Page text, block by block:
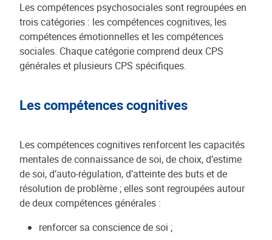
Les compétences psychosociales sont regroupées en
trois catégories : les compétences cognitives, les
compétences émotionnelles et les compétences
sociales. Chaque catégorie comprend deux CPS
générales et plusieurs CPS spécifiques.
Les compétences cognitives
Les compétences cognitives renforcent les capacités
mentales de connaissance de soi, de choix, d’estime
de soi, d’auto-régulation, d’atteinte des buts et de
résolution de problème ; elles sont regroupées autour
de deux compétences générales :
renforcer sa conscience de soi ;